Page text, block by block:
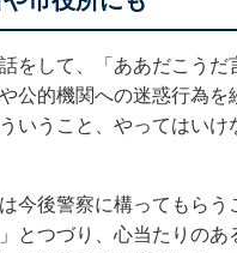
をして、「ああだこう
公的機関への迷惑行為
いうこと、やってはいけ
今後警察に構ってもら
とつづり、心当たりの